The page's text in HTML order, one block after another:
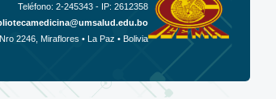
Teléfono: 2-245343 - IP: 2612358
2246, Miraflores • La Paz • Bolivia